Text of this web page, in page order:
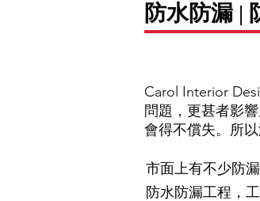
防水防漏 |
Carol Interior
問題，更甚者影
會得不償失。所
市面上有不少防
防水防漏工程，